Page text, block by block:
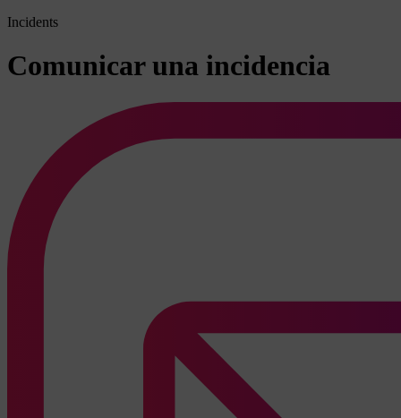
Incidents
Comunicar una incidencia